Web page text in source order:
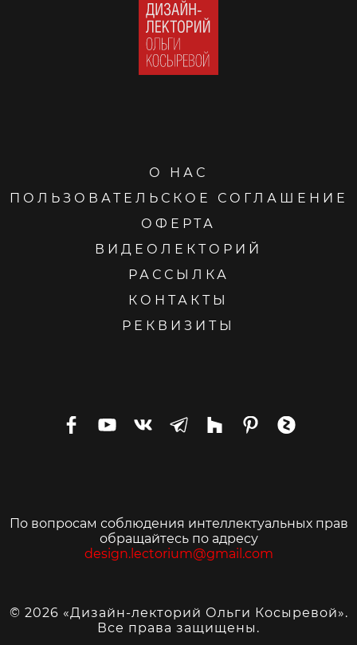
О НАС
ПОЛЬЗОВАТЕЛЬСКОЕ СОГЛАШЕНИЕ
ОФЕРТА
ВИДЕОЛЕКТОРИЙ
РАССЫЛКА
КОНТАКТЫ
РЕКВИЗИТЫ
По вопросам соблюдения интеллектуальных прав
обращайтесь по адресу
design.lectorium@gmail.com
© 2026 «Дизайн-лекторий Ольги Косыревой».
Все права защищены.